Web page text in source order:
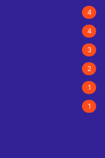
4
4
3
2
1
1